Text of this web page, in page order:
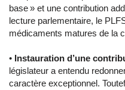
base » et une contribution
lecture parlementaire, le
médicaments matures de la
• Instauration d’une
législateur a entendu
caractère exceptionnel.